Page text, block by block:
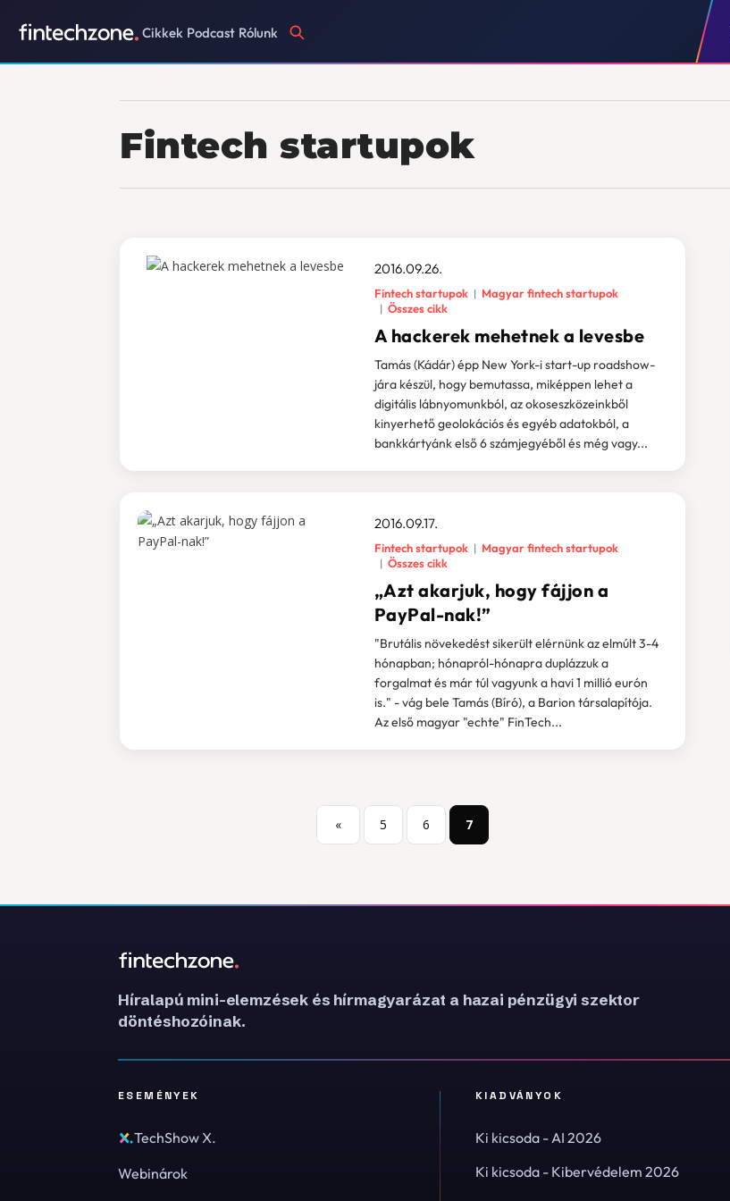
Cikkek Podcast Rólunk
Fintech startupok
A hackerek mehetnek a levesbe
2016.09.26.
Fintech startupok
Magyar fintech startupok
Összes cikk
Tamás (Kádár) épp New York-i start-up roadshow-
jára készül, hogy bemutassa, miképpen lehet a
digitális lábnyomunkból, az okoseszközeinkből
kinyerhető geolokációs és egyéb adatokból, a
bankkártyánk első 6 számjegyéből és még vagy...
„Azt akarjuk, hogy fájjon a
PayPal-nak!”
2016.09.17.
Fintech startupok
Magyar fintech startupok
Összes cikk
"Brutális növekedést sikerült elérnünk az elmúlt 3-4
hónapban; hónapról-hónapra duplázzuk a
forgalmat és már túl vagyunk a havi 1 millió eurón
is." - vág bele Tamás (Bíró), a Barion társalapítója.
Az első magyar "echte" FinTech...
« 5 6 7
Híralapú mini-elemzések és hírmagyarázat a hazai pénzügyi szektor
döntéshozóinak.
ESEMÉNYEK
TechShow X.
Webinárok
KIADVÁNYOK
Ki kicsoda - AI 2026
Ki kicsoda - Kibervédelem 2026